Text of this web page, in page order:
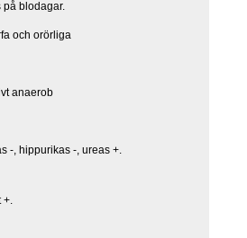
på blodagar.
och orörliga
anaerob
-, hippurikas -, ureas +.
+.